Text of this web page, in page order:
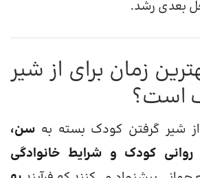
بعدی رشد.
زمان برای از شیر
است؟
از شیر گرفتن کودک بسته به سن،
کودک و شرایط خانوادگی